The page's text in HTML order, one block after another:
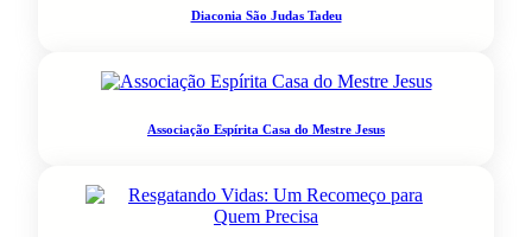
Diaconia São Judas Tadeu
Associação Espírita Casa do Mestre Jesus